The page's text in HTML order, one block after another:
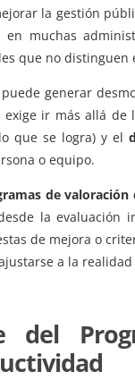
la gestión
muchas
que no
generar
ir más allá
que se logra) y el
o equipo.
de
la evaluación
de mejora o
a la
del